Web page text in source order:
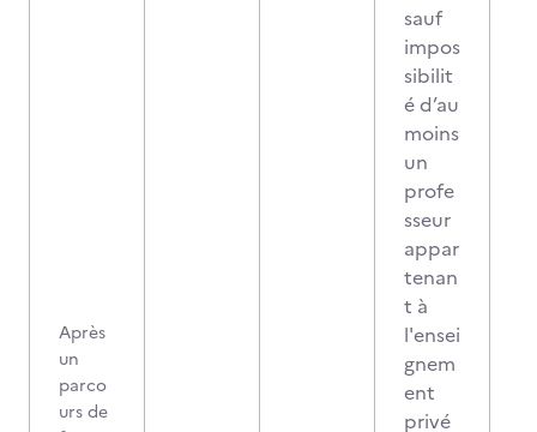
Après
un
parco
urs de
sauf
impos
sibilit
é d’au
moins
un
profe
sseur
appar
tenan
t à
l'ensei
gnem
ent
privé